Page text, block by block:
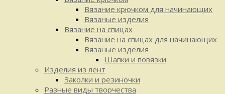
Вязание крючком для начинающих
Вязаные изделия
Вязание на спицах
Вязание на спицах для начинающих
Вязаные изделия
Шапки и повязки
Изделия из лент
Заколки и резиночки
Разные виды творчества